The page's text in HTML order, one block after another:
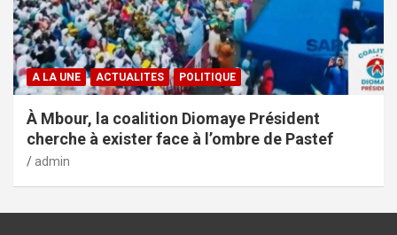
A LA UNE ACTUALITES POLITIQUE
À Mbour, la coalition Diomaye Président
cherche à exister face à l’ombre de Pastef
admin